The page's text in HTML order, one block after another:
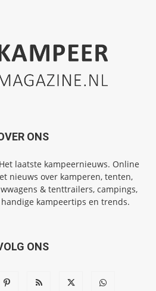
ONS
laatste kampeernieuws. Online
nieuws over kamperen, tenten,
& tenttrailers, campings,
kampeertips en trends.
ONS